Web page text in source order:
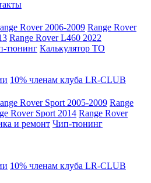
Rover 2006-2009 Range Rover
Range Rover L460 2022
тюнинг Калькулятор ТО
10% членам клуба LR-CLUB
Rover Sport 2005-2009 Range
Rover Sport 2014 Range Rover
и ремонт Чип-тюнинг
10% членам клуба LR-CLUB